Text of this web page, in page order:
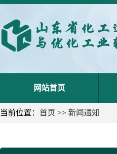
网站首页
当前位置： 首页 >> 新闻通知